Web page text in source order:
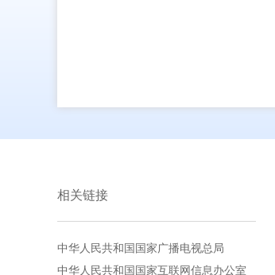
相关链接
中华人民共和国国家广播电视总局
中华人民共和国国家互联网信息办公室